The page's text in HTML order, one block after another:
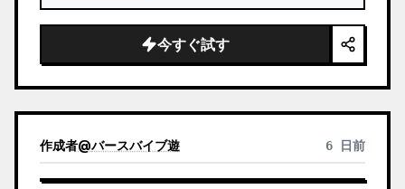
今すぐ試す
作成者@バースバイブ遊 6 日前